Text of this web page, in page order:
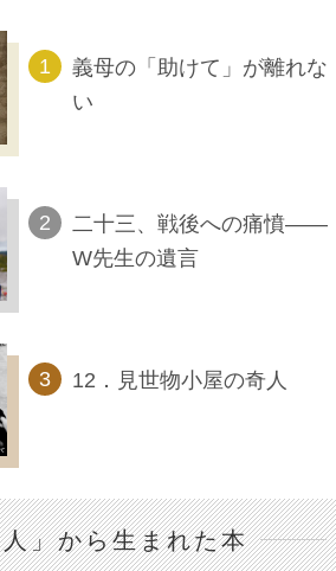
義母の「助けて」が離れな
い
二十三、戦後への痛憤――
W先生の遺言
12．見世物小屋の奇人
」から生まれた本